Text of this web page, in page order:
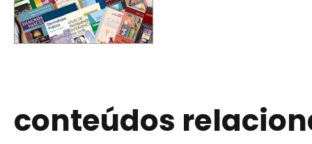
conteúdos